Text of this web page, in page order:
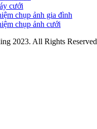
cưới
chụp ảnh gia đình
chụp ảnh cưới
2023. All Rights Reserved